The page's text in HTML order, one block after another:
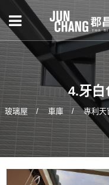
4.牙白
玻璃屋 車庫 專利天